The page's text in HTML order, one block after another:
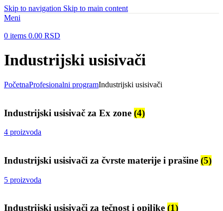
Skip to navigation Skip to main content
Meni
0 items 0.00 RSD
Industrijski usisivači
PočetnaProfesionalni programIndustrijski usisivači
Industrijski usisivač za Ex zone (4)
4 proizvoda
Industrijski usisivači za čvrste materije i prašine (5)
5 proizvoda
Industrijski usisivači za tečnost i opiljke (1)